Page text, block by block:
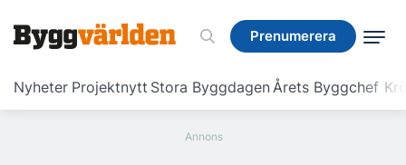
Prenumerera
Nyheter Projektnytt Stora ByggdagenÅrets Byggchef
Prenumerera